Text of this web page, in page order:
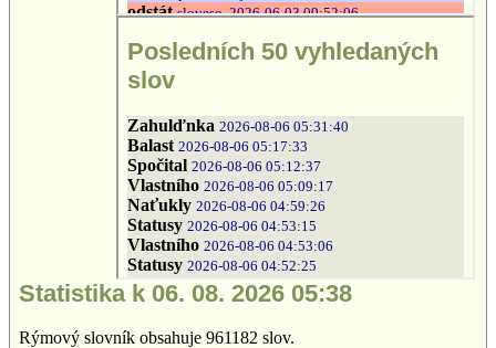
Statistika k 06. 08. 2026 05:38
Rýmový slovník obsahuje 961182 slov.